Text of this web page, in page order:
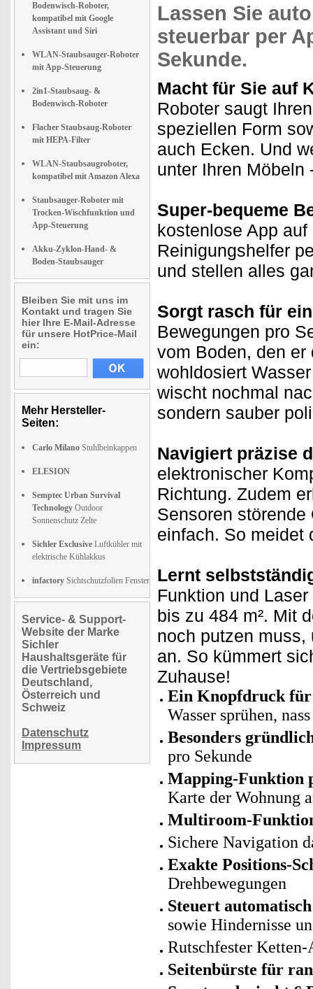
Bodenwisch-Roboter,
kompatibel mit Google
Assistant und Siri
WLAN-Staubsauger-Roboter
mit App-Steuerung
2in1-Staubsaug- &
Bodenwisch-Roboter
Flacher Staubsaug-Roboter
mit HEPA-Filter
WLAN-Staubsaugroboter,
kompatibel mit Amazon Alexa
Staubsauger-Roboter mit
Trocken-Wischfunktion und
App-Steuerung
Akku-Zyklon-Hand- &
Boden-Staubsauger
Bleiben Sie mit uns im
Kontakt und tragen Sie
hier Ihre E-Mail-Adresse
für unsere HotPrice-Mail
ein:
Mehr Hersteller-
Seiten:
Carlo Milano Stuhlbeinkappen
ELESION
Semptec Urban Survival
Technology Outdoor
Sonnenschutz Zelte
Sichler Exclusive Luftkühler mit
elektrische Kühlakkus
infactory Sichtschutzfolien Fenster
Service- & Support-
Website der Marke
Sichler
Haushaltsgeräte für
die Vertriebsgebiete
Deutschland,
Österreich und
Schweiz
Datenschutz
Impressum
Lassen Sie
steuerbar per
Sekunde.
Macht für Sie auf
Roboter saugt
speziellen Form
auch Ecken. Und
unter Ihren
Super-bequeme
kostenlose App
Reinigungshelfer
und stellen alles
Sorgt rasch für
Bewegungen pro
vom Boden, den
wohldosiert
wischt nochmal
sondern sauber
Navigiert präzise
elektronischer
Richtung. Zudem
Sensoren
einfach. So meidet
Lernt
Funktion und
bis zu 484 m². Mit
noch putzen
an. So kümmert
Zuhause!
Ein Knopfdruck für
Wasser sprühen,
Besonders
pro Sekunde
Mapping-Funktion
Karte der Wohnung
Multiroom-
Sichere Navigation
Exakte Positions-
Drehbewegungen
Steuert
sowie Hindernisse
Rutschfester
Seitenbürste für